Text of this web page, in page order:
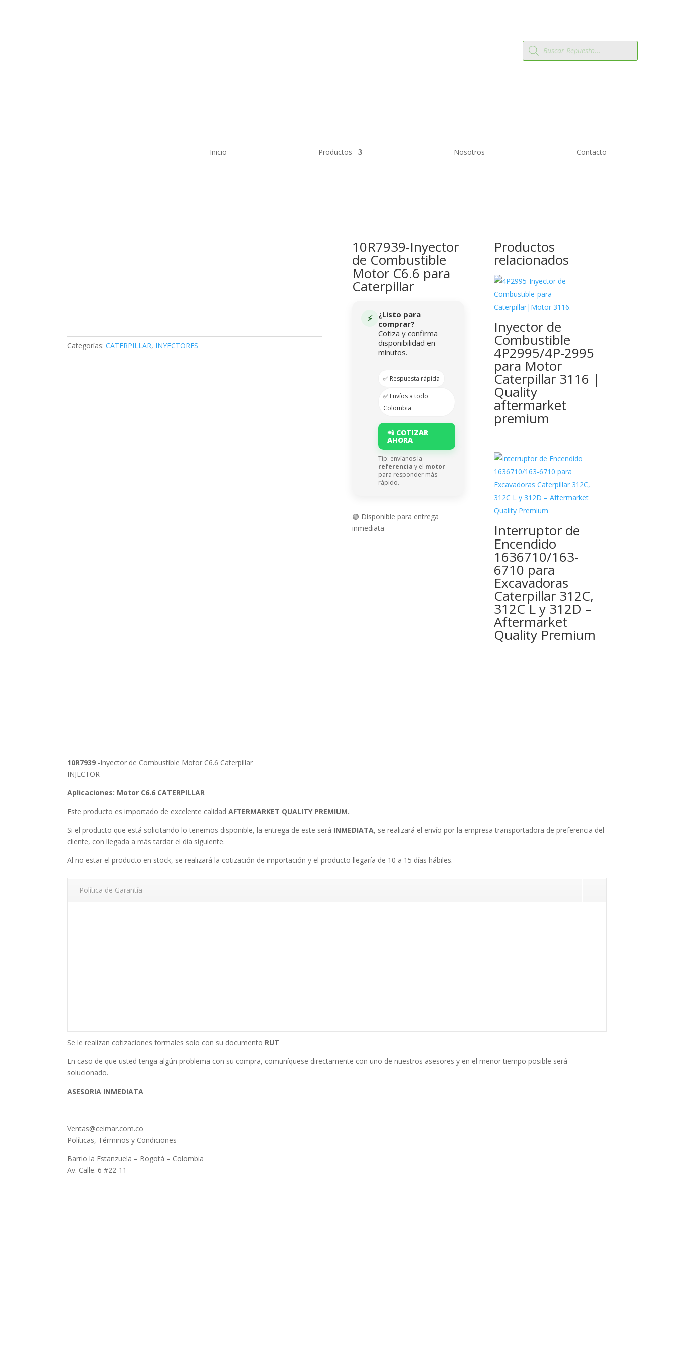
Búsqueda
de
productos
Inicio Productos Nosotros Contacto
Categorías:CATERPILLAR, INYECTORES
10R7939-Inyector
de Combustible
Motor C6.6 para
Caterpillar
⚡
¿Listo para
comprar?
Cotiza y confirma
disponibilidad en
minutos.
✅ Respuesta rápida
✅ Envíos a todo
Colombia
📲 COTIZAR
AHORA
Tip: envíanos la
referencia y el motor
para responder más
rápido.
🟢 Disponible para entrega
inmediata
Productos
relacionados
Inyector de
Combustible
4P2995/4P-2995
para Motor
Caterpillar 3116 |
Quality
aftermarket
premium
Interruptor de
Encendido
1636710/163-
6710 para
Excavadoras
Caterpillar 312C,
312C L y 312D –
Aftermarket
Quality Premium
10R7939 -Inyector de Combustible Motor C6.6 Caterpillar
INJECTOR
Aplicaciones: Motor C6.6 CATERPILLAR
Este producto es importado de excelente calidadAFTERMARKET QUALITY PREMIUM.
Si el producto que está solicitando lo tenemos disponible, la entrega de este será INMEDIATA, se realizará el envío por la empresa transportadora de preferencia del
cliente, con llegada a más tardar el día siguiente.
Al no estar el producto en stock, se realizará la cotización de importación y el producto llegaría de 10 a 15 días hábiles.
Política de Garantía
Se le realizan cotizaciones formales solo con su documento RUT
En caso de que usted tenga algún problema con su compra, comuníquese directamente con uno de nuestros asesores y en el menor tiempo posible será
solucionado.
ASESORIA INMEDIATA
Ventas@ceimar.com.co
Políticas, Términos y Condiciones
Barrio la Estanzuela – Bogotá – Colombia
Av. Calle. 6 #22-11